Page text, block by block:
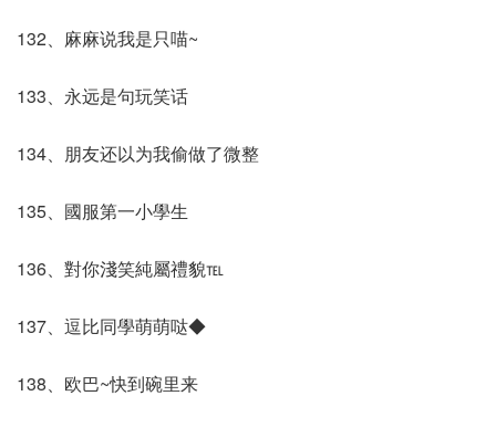
132、麻麻说我是只喵~
133、永远是句玩笑话
134、朋友还以为我偷做了微整
135、國服第一小學生
136、對你淺笑純屬禮貌℡
137、逗比同學萌萌哒◆
138、欧巴~快到碗里来